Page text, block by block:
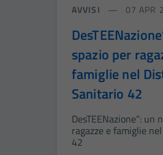
AVVISI 07 APR
spazio per
famiglie nel
Sanitario 42
DesTEENazione”: un
ragazze e famiglie
42